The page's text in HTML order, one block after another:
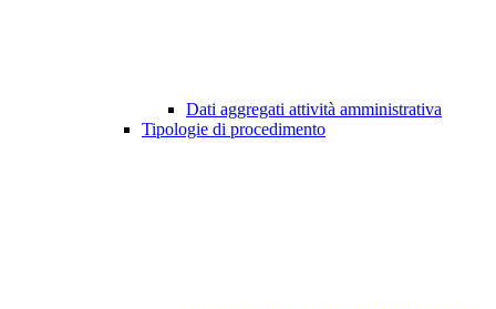
Dati aggregati attività amministrativa
Tipologie di procedimento